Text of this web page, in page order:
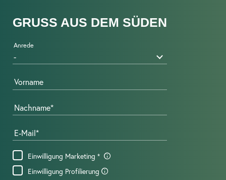
GRUSS AUS DEM SÜDEN
Anrede
Vorname
Nachname
E-Mail
Einwilligung Marketing
Einwilligung Profilierung